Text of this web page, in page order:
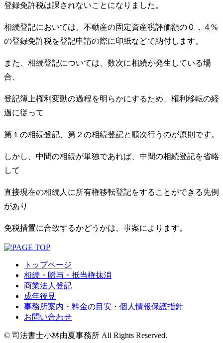
登録免許税は課されないことになりました。
相続登記においては、不動産の固定資産税評価額の０．４%
の登録免許税を登記申請の際に印紙などで納付します。
また、相続登記については、数次に相続が発生している場
合、
登記簿上権利変動の過程を明らかにするため、権利移転の経
過に従って
第１の相続登記、第２の相続登記と順次行うのが原則です。
しかし、中間の相続が単独であれば、中間の相続登記を省略
して
直接現在の相続人に所有権移転登記をすることができる先例
があり
免税措置に合致するかどうかは、事案によります。
トップページ
相続・贈与・抵当権抹消
商業法人登記
成年後見
事務所案内・料金の目安・個人情報保護指針
お問い合わせ
© 司法書士小林由夏事務所 All Rights Reserved.